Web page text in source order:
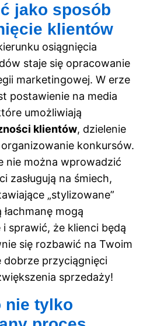
jako sposób
klientów
osiągnięcia
staje się opracowanie
marketingowej. W erze
postawienie na media
umożliwiają
klientów, dzielenie
konkursów.
nie można wprowadzić
zasługują na śmiech,
„stylizowane”
mogą
sprawić, że klienci będą
się rozbawić na Twoim
dobrze przyciągnięci
sprzedaży!
nie tylko